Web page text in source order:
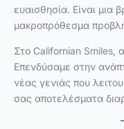
ευαισθησία. Είναι μια
μακροπρόθεσμα
Στο Californian Smiles,
Επενδύσαμε στην
νέας γενιάς που
σας αποτελέσματα